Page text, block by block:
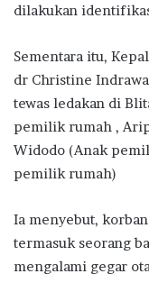
dilakukan
Sementara itu,
dr Christine
tewas ledakan di
pemilik rumah ,
Widodo (Anak
pemilik rumah)
Ia menyebut,
termasuk seorang
mengalami gegar